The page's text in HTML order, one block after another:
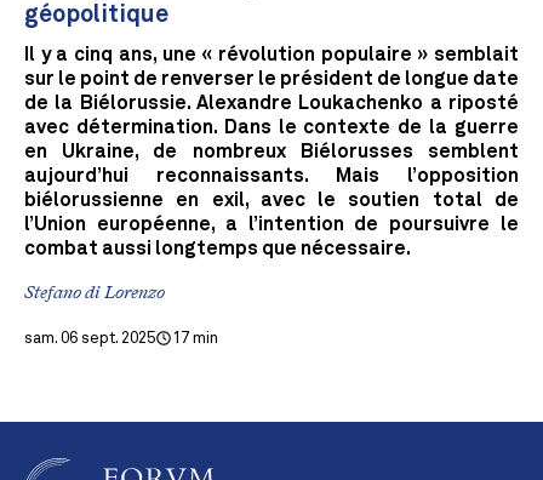
géopolitique
Il y a cinq ans, une « révolution populaire » semblait
sur le point de renverser le président de longue date
de la Biélorussie. Alexandre Loukachenko a riposté
avec détermination. Dans le contexte de la guerre
en Ukraine, de nombreux Biélorusses semblent
aujourd’hui reconnaissants. Mais l’opposition
biélorussienne en exil, avec le soutien total de
l’Union européenne, a l’intention de poursuivre le
combat aussi longtemps que nécessaire.
Stefano di Lorenzo
sam. 06 sept. 2025 17 min